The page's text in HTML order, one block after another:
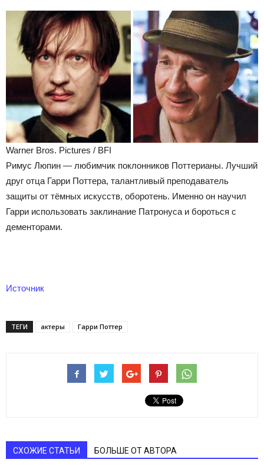
Warner Bros. Pictures / BFI
Римус Люпин — любимчик поклонников Поттерианы. Лучший
друг отца Гарри Поттера, талантливый преподаватель
защиты от тёмных искусств, оборотень. Именно он научил
Гарри использовать заклинание Патронуса и бороться с
дементорами.
Источник
ТЕГИ актеры Гарри Поттер
СХОЖИЕ СТАТЬИ БОЛЬШЕ ОТ АВТОРА